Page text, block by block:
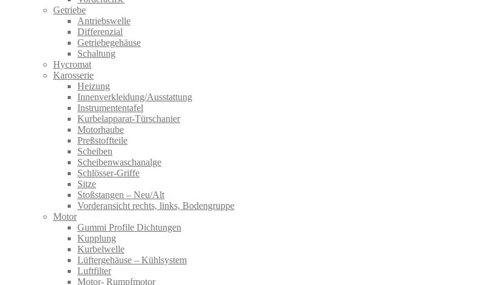
Getriebe
Antriebswelle
Differenzial
Getriebegehäuse
Schaltung
Hycromat
Karosserie
Heizung
Innenverkleidung/Ausstattung
Instrumententafel
Kurbelapparat-Türschanier
Motorhaube
Preßstoffteile
Scheiben
Scheibenwaschanalge
Schlösser-Griffe
Sitze
Stoßstangen – Neu/Alt
Vorderansicht rechts, links, Bodengruppe
Motor
Gummi Profile Dichtungen
Kupplung
Kurbelwelle
Lüftergehäuse – Kühlsystem
Luftfilter
Motor- Rumpfmotor